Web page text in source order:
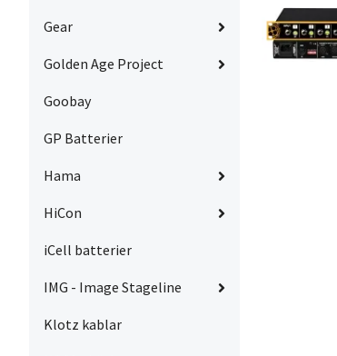
Gear
Golden Age Project
Goobay
GP Batterier
Hama
HiCon
iCell batterier
IMG - Image Stageline
Klotz kablar